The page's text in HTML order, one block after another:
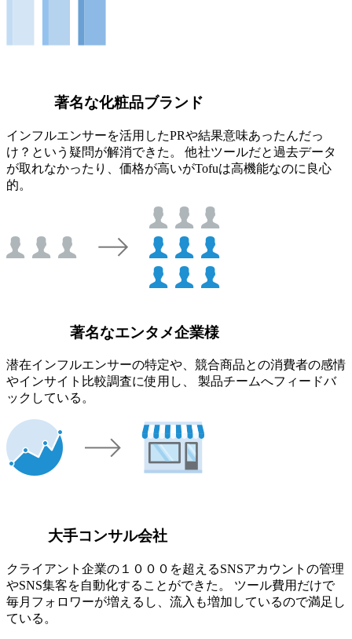
著名な化粧品ブランド
インフルエンサーを活用したPRや結果意味あったんだっ
け？という疑問が解消できた。 他社ツールだと過去データ
が取れなかったり、価格が高いがTofuは高機能なのに良心
的。
著名なエンタメ企業様
潜在インフルエンサーの特定や、競合商品との消費者の感情
やインサイト比較調査に使用し、 製品チームへフィードバ
ックしている。
大手コンサル会社
クライアント企業の１０００を超えるSNSアカウントの管理
やSNS集客を自動化することができた。 ツール費用だけで
毎月フォロワーが増えるし、流入も増加しているので満足し
ている。